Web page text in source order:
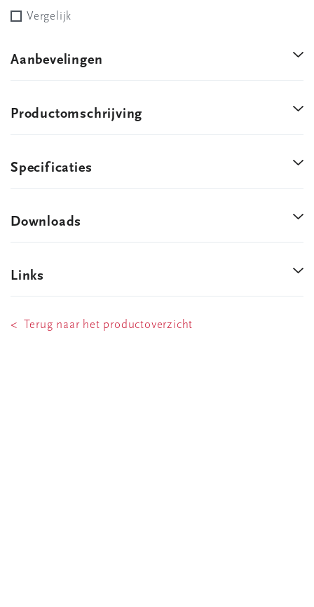
Vergelijk
Aanbevelingen
Productomschrijving
Specificaties
Downloads
Links
< Terug naar het productoverzicht